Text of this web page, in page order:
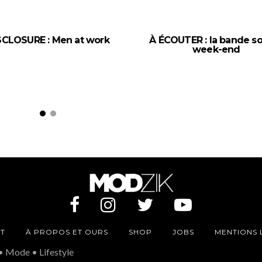
: Men at work
À ÉCOUTER : la bande
week-end
À PROPOS ET OURS SHOP JOBS MENTIONS
Mode • Lifestyle